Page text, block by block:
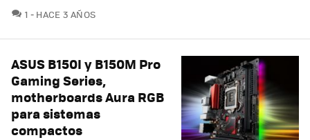
1 COMENTARIOS
HACE 3 AÑOS
ASUS B150I y B150M Pro
Gaming Series,
motherboards Aura RGB
para sistemas
compactos